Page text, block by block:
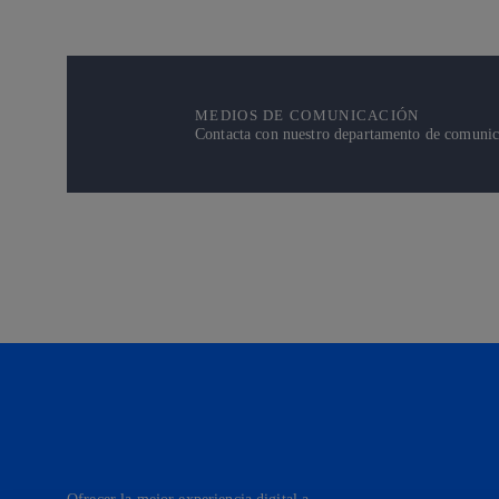
MEDIOS DE COMUNICACIÓN
Contacta con nuestro departamento de